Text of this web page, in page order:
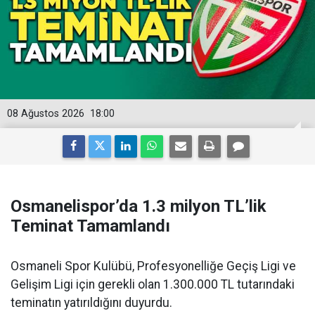
18:00
08 Ağustos 2026
Osmanelispor’da 1.3 milyon TL’lik
Teminat Tamamlandı
Osmaneli Spor Kulübü, Profesyonelliğe Geçiş Ligi ve
Gelişim Ligi için gerekli olan 1.300.000 TL tutarındaki
teminatın yatırıldığını duyurdu.